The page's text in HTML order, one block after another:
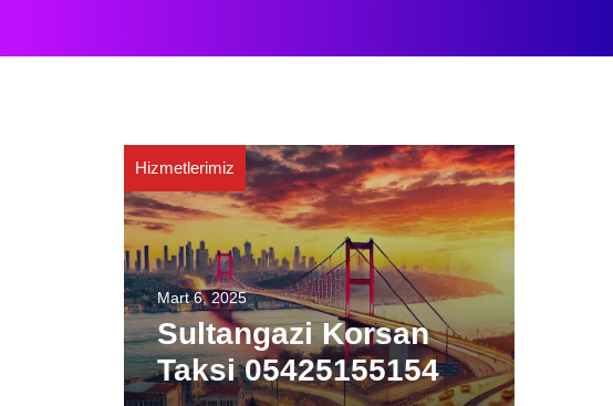
Hizmetlerimiz
Mart 6, 2025
Sultangazi Korsan
Taksi 05425155154